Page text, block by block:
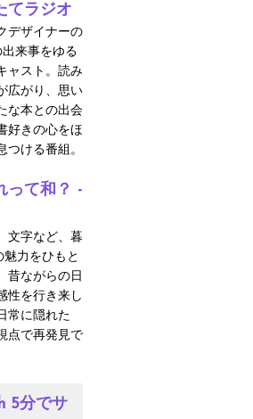
てラジオ
デザイナーの
来事をゆる
ャスト。読み
広がり、思い
な本との出会
好きの心をほ
つける番組。
って和？ -
文字など、暮
力をひもと
昔ながらの日
性を行き来し
常に隠れた
点で再発見で
5分でサ